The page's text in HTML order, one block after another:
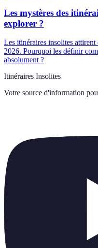
Les mystères des
explorer ?
Les itinéraires insolites
2026. Pourquoi les définir
absolument ?
Itinéraires Insolites
Votre source d'information